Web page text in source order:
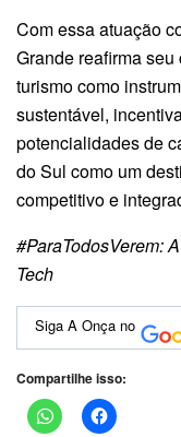
Com essa atuação
Grande reafirma
turismo como
sustentável,
potencialidades de
do Sul como um
competitivo e
#ParaTodosVerem:
Tech
Siga A Onça no
Compartilhe isso: